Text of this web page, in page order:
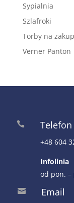
Sypialnia
Szlafroki
Torby na
Verner Panton
 Telefon
+48 604
Infolinia
od pon. –
 Email